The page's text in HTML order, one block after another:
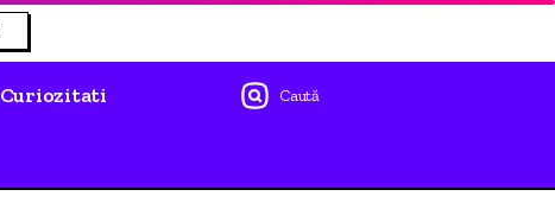
Curiozitati Caută